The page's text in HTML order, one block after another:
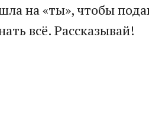
на «ты», чтобы
всё. Рассказывай!